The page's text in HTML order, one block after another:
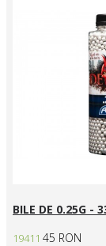
BILE DE 0.25G -
19411 45 RON